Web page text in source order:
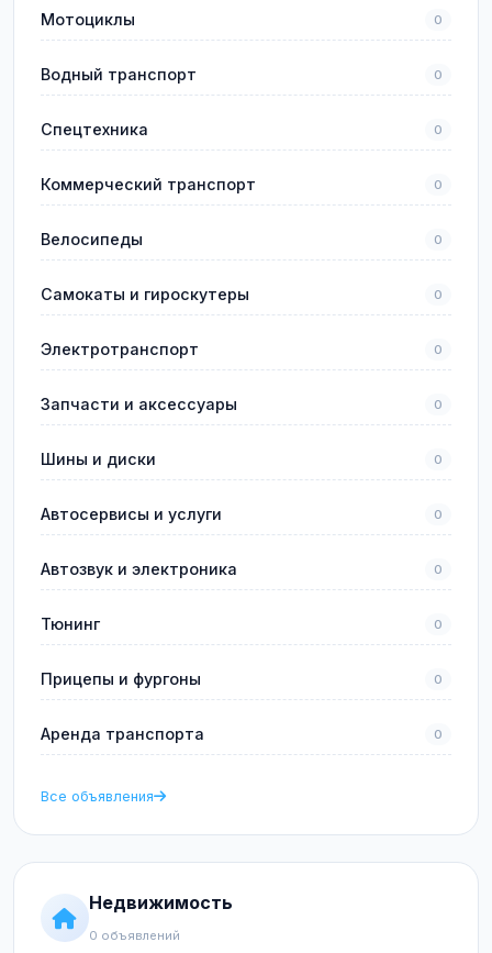
Мотоциклы 0
Водный транспорт 0
Спецтехника 0
Коммерческий транспорт 0
Велосипеды 0
Самокаты и гироскутеры 0
Электротранспорт 0
Запчасти и аксессуары 0
Шины и диски 0
Автосервисы и услуги 0
Автозвук и электроника 0
Тюнинг 0
Прицепы и фургоны 0
Аренда транспорта 0
Все объявления
Недвижимость
0 объявлений